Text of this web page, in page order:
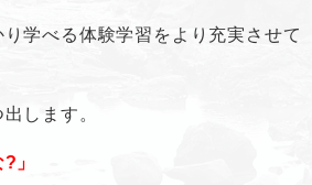
学べる体験学習をより充実させて
します。
」